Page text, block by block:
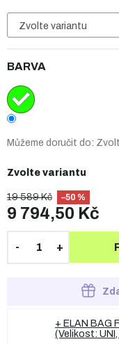
19 589 Kč –50 %
9 794,50 Kč
Zvolte variantu
BARVA
Můžeme doručit do:
+ ELAN BAG
(Velikost: